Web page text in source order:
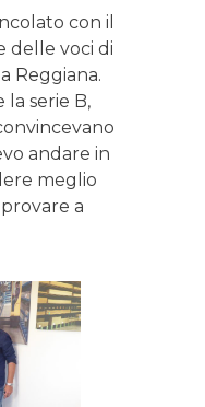
con il
delle voci di
Reggiana.
serie B,
andare in
meglio
a